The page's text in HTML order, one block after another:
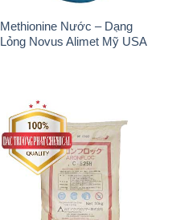
Methionine Nước – Dạng
Lỏng Novus Alimet Mỹ USA